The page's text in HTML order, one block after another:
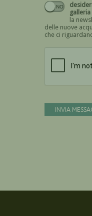
desideri
la
delle nuove
che ci
INVIA